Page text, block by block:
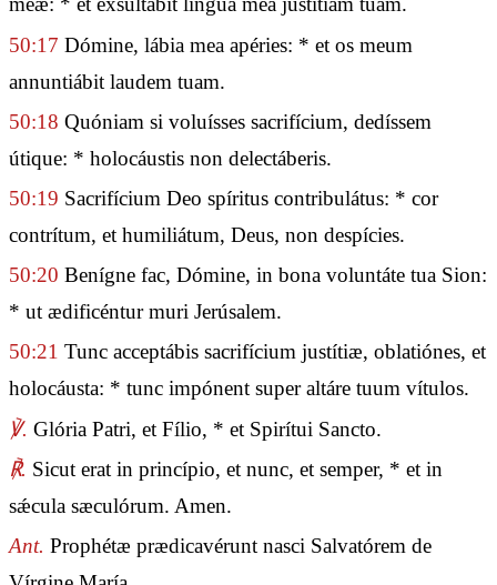
50:17 Dómine, lábia mea apéries: * et os meum
annuntiábit laudem tuam.
50:18 Quóniam si voluísses sacrifícium, dedíssem
útique: * holocáustis non delectáberis.
50:19 Sacrifícium Deo spíritus contribulátus: * cor
contrítum, et humiliátum, Deus, non despícies.
50:20 Benígne fac, Dómine, in bona voluntáte tua Sion:
* ut ædificéntur muri Jerúsalem.
50:21 Tunc acceptábis sacrifícium justítiæ, oblatiónes, et
holocáusta: * tunc impónent super altáre tuum vítulos.
℣. Glória Patri, et Fílio, * et Spirítui Sancto.
℟. Sicut erat in princípio, et nunc, et semper, * et in
sǽcula sæculórum. Amen.
Ant. Prophétæ prædicavérunt nasci Salvatórem de